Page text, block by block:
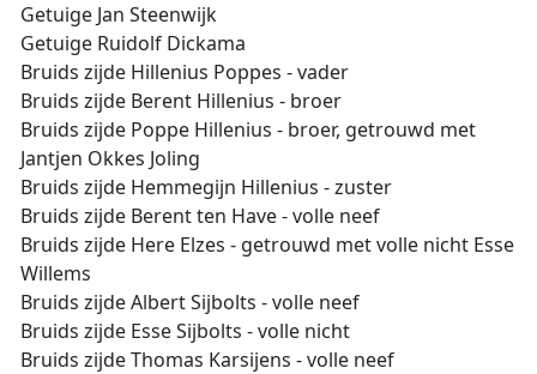
Getuige Jan Steenwijk
Getuige Ruidolf Dickama
Bruids zijde Hillenius Poppes - vader
Bruids zijde Berent Hillenius - broer
Bruids zijde Poppe Hillenius - broer, getrouwd met
Jantjen Okkes Joling
Bruids zijde Hemmegijn Hillenius - zuster
Bruids zijde Berent ten Have - volle neef
Bruids zijde Here Elzes - getrouwd met volle nicht Esse
Willems
Bruids zijde Albert Sijbolts - volle neef
Bruids zijde Esse Sijbolts - volle nicht
Bruids zijde Thomas Karsijens - volle neef